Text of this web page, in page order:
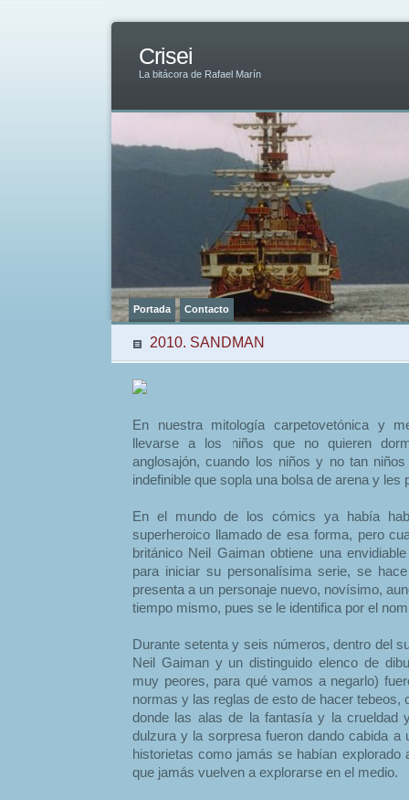
Crisei
La bitácora de Rafael Marín
Portada Contacto
2010. SANDMAN
En nuestra mitología carpetovetónica y
llevarse a los niños que no quieren
anglosajón, cuando los niños y no tan
indefinible que sopla una bolsa de arena y
En el mundo de los cómics ya había
superheroico llamado de esa forma, pero
británico Neil Gaiman obtiene una
para iniciar su personalísima serie, se
presenta a un personaje nuevo, novísimo,
tiempo mismo, pues se le identifica por el
Durante setenta y seis números, dentro del
Neil Gaiman y un distinguido elenco de
muy peores, para qué vamos a negarlo)
normas y las reglas de esto de hacer tebeos,
donde las alas de la fantasía y la crueldad
dulzura y la sorpresa fueron dando cabida a
historietas como jamás se habían explorado
que jamás vuelven a explorarse en el medio.